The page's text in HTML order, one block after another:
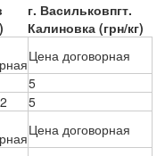
г. Васильковпгт.
Калиновка (грн/кг)
Цена договорная
5
5
Цена договорная